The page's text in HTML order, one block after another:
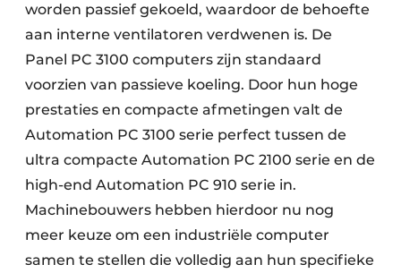
worden passief gekoeld, waardoor de behoefte
aan interne ventilatoren verdwenen is. De
Panel PC 3100 computers zijn standaard
voorzien van passieve koeling. Door hun hoge
prestaties en compacte afmetingen valt de
Automation PC 3100 serie perfect tussen de
ultra compacte Automation PC 2100 serie en de
high-end Automation PC 910 serie in.
Machinebouwers hebben hierdoor nu nog
meer keuze om een industriële computer
samen te stellen die volledig aan hun specifieke